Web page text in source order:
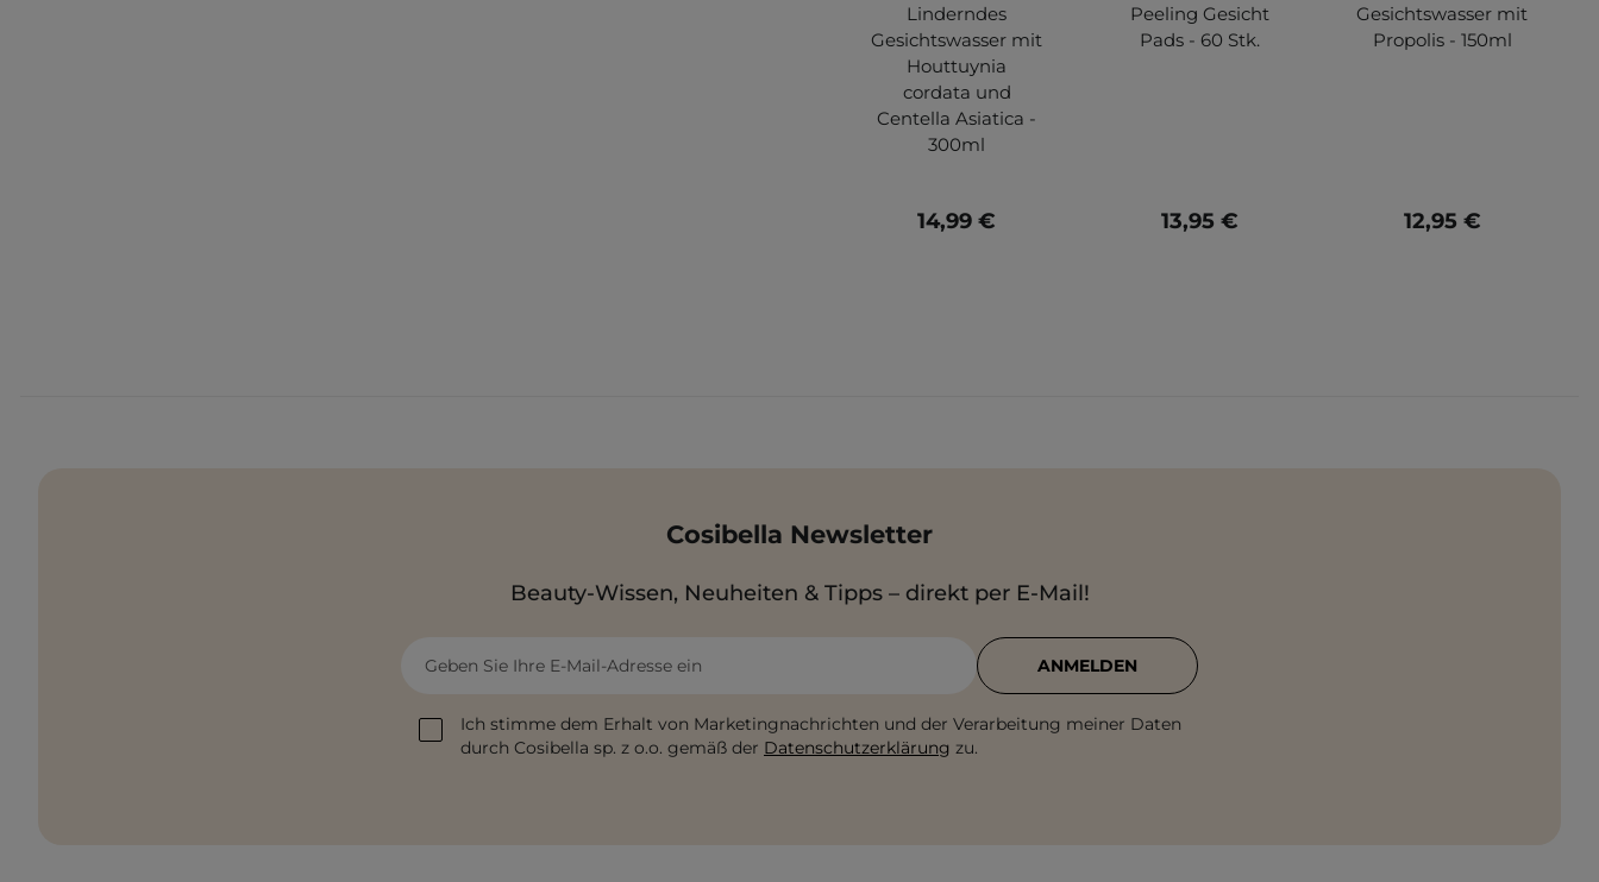
Linderndes
Gesichtswasser mit
Houttuynia
cordata und
Centella Asiatica -
300ml
14,99 €
Peeling Gesicht
Pads - 60 Stk.
13,95 €
Gesichtswasser mit
Propolis - 150ml
12,95 €
Cosibella Newsletter
Beauty-Wissen, Neuheiten & Tipps – direkt per E-Mail!
Geben Sie Ihre E-Mail-Adresse ein
Ich stimme dem Erhalt von Marketingnachrichten und der Verarbeitung meiner Daten
durch Cosibella sp. z o.o. gemäß der Datenschutzerklärung zu.
ANMELDEN